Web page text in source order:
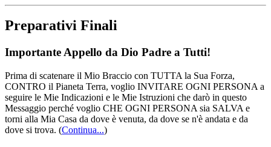
Preparativi Finali
Importante Appello da Dio Padre a Tutti!
Prima di scatenare il Mio Braccio con TUTTA la Sua Forza,
CONTRO il Pianeta Terra, voglio INVITARE OGNI PERSONA a
seguire le Mie Indicazioni e le Mie Istruzioni che darò in questo
Messaggio perché voglio CHE OGNI PERSONA sia SALVA e
torni alla Mia Casa da dove è venuta, da dove se n'è andata e da
dove si trova. (Continua...)